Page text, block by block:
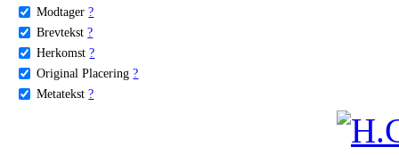
Modtager ?
Brevtekst ?
Herkomst ?
Original Placering ?
Metatekst ?